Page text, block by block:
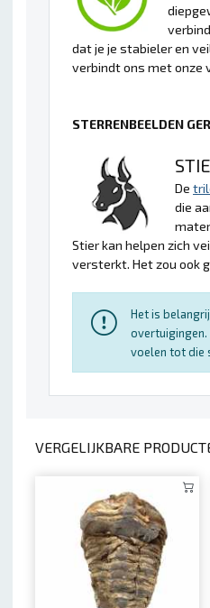
dat je je stabieler en
verbindt ons met onze
STERRENBEELDEN
De
die
Stier kan helpen zich
versterkt. Het zou ook
Het is
overtuigingen.
voelen tot die
VERGELIJKBARE